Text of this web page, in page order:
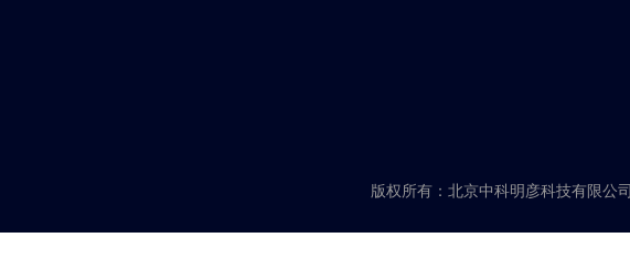
版权所有：北京中科明彦科技有限公司